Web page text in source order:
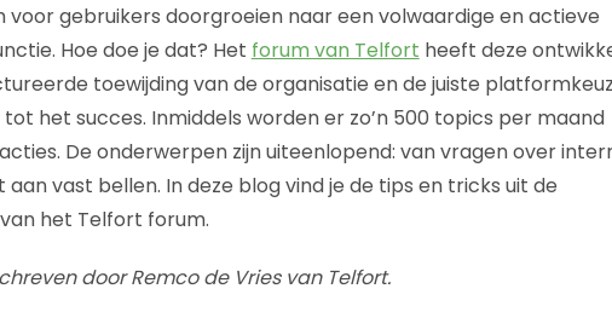
voor gebruikers doorgroeien naar een volwaardige en actieve
Hoe doe je dat? Het forum van Telfort heeft deze
toewijding van de organisatie en de juiste
het succes. Inmiddels worden er zo’n 500 topics per maand
De onderwerpen zijn uiteenlopend: van vragen over
vast bellen. In deze blog vind je de tips en tricks uit de
het Telfort forum.
door Remco de Vries van Telfort.